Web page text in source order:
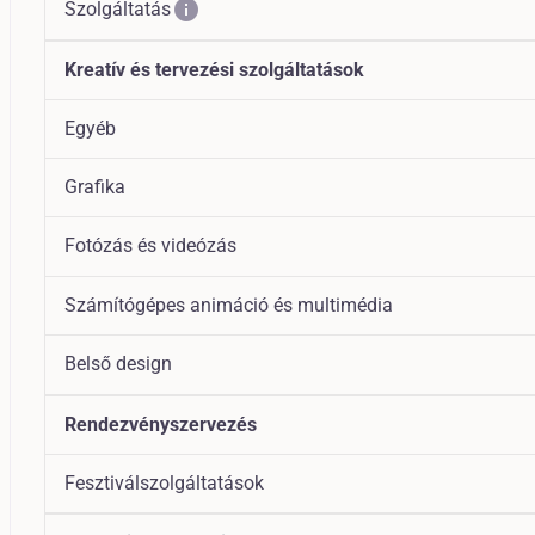
Szolgáltatásinfo
Kreatív és tervezési szolgáltatások
Egyéb
Grafika
Fotózás és videózás
Számítógépes animáció és multimédia
Belső design
Rendezvényszervezés
Fesztiválszolgáltatások